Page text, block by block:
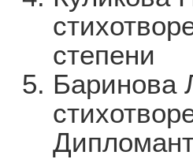
степени
Баринова